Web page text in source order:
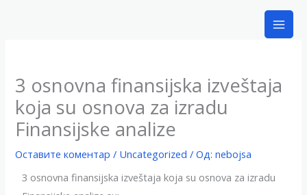
3 osnovna finansijska izveštaja
koja su osnova za izradu
Finansijske analize
Оставите коментар / Uncategorized / Од: nebojsa
3 osnovna finansijska izveštaja koja su osnova za izradu